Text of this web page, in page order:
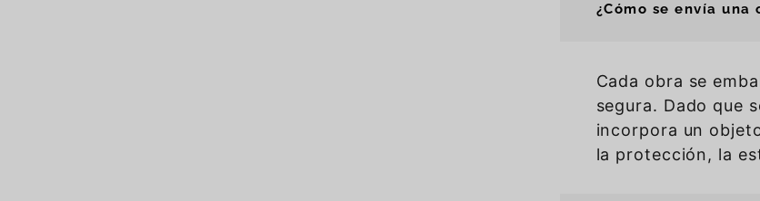
¿Cómo se envía una
Cada obra se
segura. Dado que
incorpora un
la protección, la